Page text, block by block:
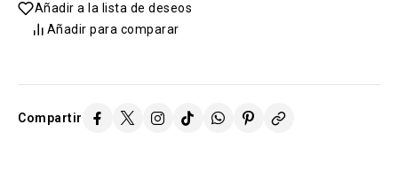
Añadir a la lista de deseos
Añadir para comparar
Compartir